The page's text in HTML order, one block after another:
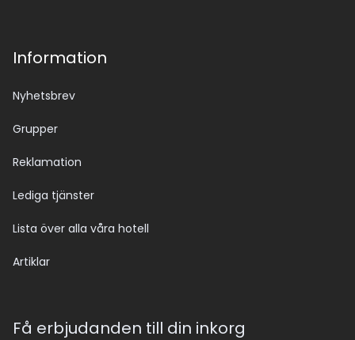
Information
Nyhetsbrev
Grupper
Reklamation
Lediga tjänster
Lista över alla våra hotell
Artiklar
Få erbjudanden till din inkorg